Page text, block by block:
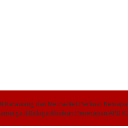
Karawang dan Metra-Net Perkuat
II Diduga Abaikan Penerapan APD